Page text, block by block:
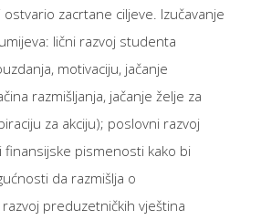
zacrtane ciljeve. Izučavanje
lični razvoj studenta
motivaciju, jačanje
razmišljanja, jačanje želje za
za akciju); poslovni razvoj
pismenosti kako bi
da razmišlja o
preduzetničkih vještina